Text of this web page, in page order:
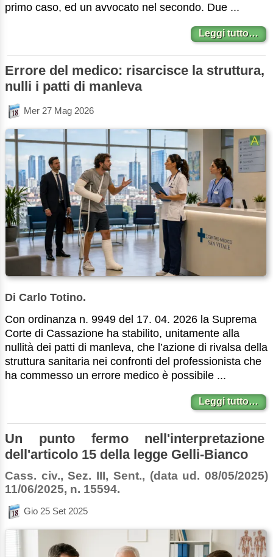
primo caso, ed un avvocato nel secondo. Due ...
Leggi tutto…
Errore del medico: risarcisce la struttura,
nulli i patti di manleva
Mer 27 Mag 2026
Di Carlo Totino.
Con ordinanza n. 9949 del 17. 04. 2026 la Suprema
Corte di Cassazione ha stabilito, unitamente alla
nullità dei patti di manleva, che l’azione di rivalsa della
struttura sanitaria nei confronti del professionista che
ha commesso un errore medico è possibile ...
Leggi tutto…
Un punto fermo nell'interpretazione
dell'articolo 15 della legge Gelli-Bianco
Cass. civ., Sez. III, Sent., (data ud. 08/05/2025)
11/06/2025, n. 15594.
Gio 25 Set 2025